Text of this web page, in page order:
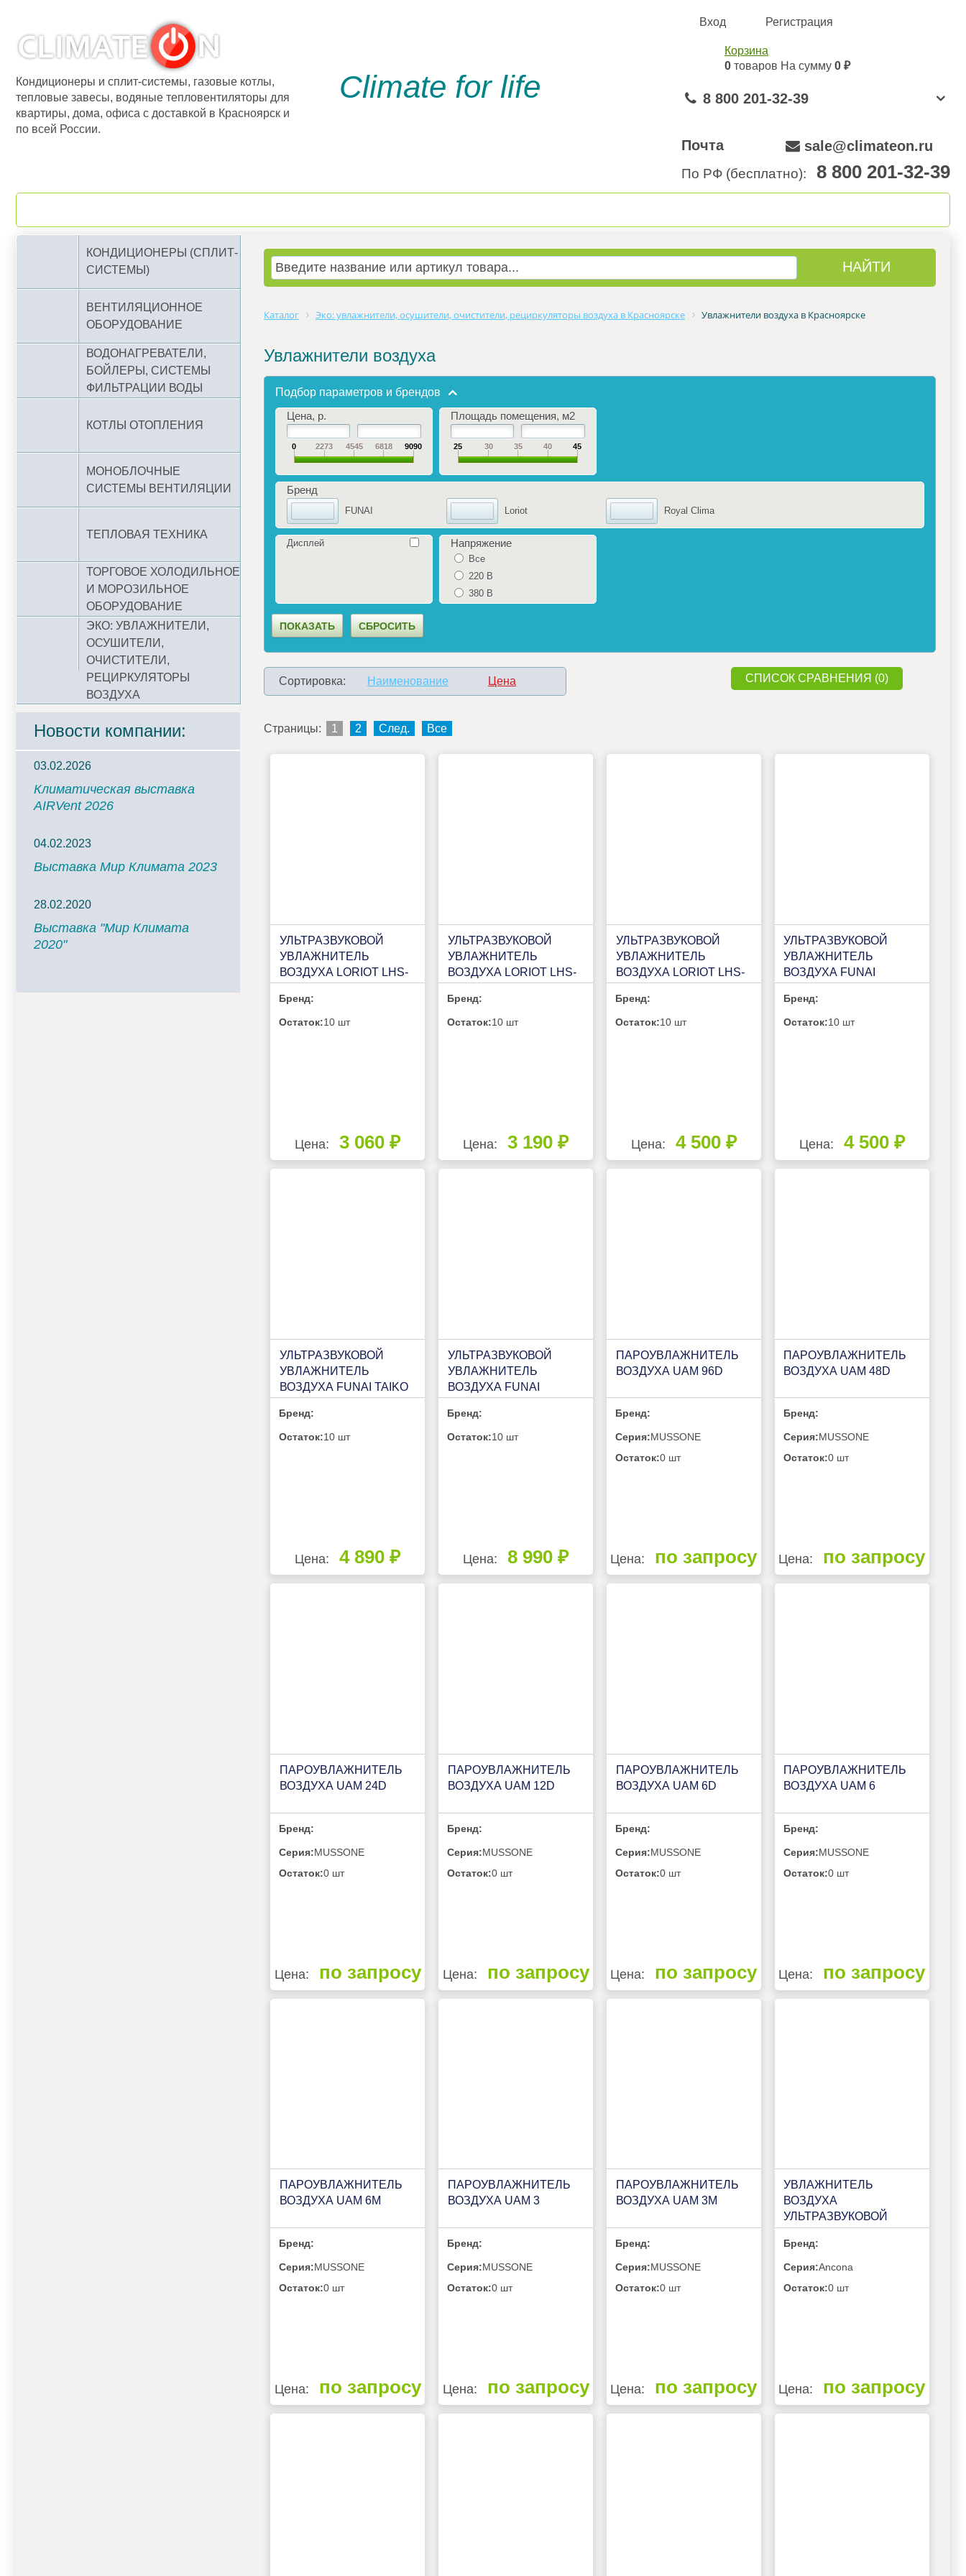
Кондиционеры и сплит-системы, газовые котлы,
тепловые завесы, водяные тепловентиляторы для
квартиры, дома, офиса с доставкой в Красноярск и
по всей России.
Climate for life
Вход Регистрация
Корзина
0 товаров На сумму 0 ₽
8 800 201-32-39
Почта sale@climateon.ru
По РФ (бесплатно): 8 800 201-32-39
КОНДИЦИОНЕРЫ (СПЛИТ-
СИСТЕМЫ)
ВЕНТИЛЯЦИОННОЕ
ОБОРУДОВАНИЕ
ВОДОНАГРЕВАТЕЛИ,
БОЙЛЕРЫ, СИСТЕМЫ
ФИЛЬТРАЦИИ ВОДЫ
КОТЛЫ ОТОПЛЕНИЯ
МОНОБЛОЧНЫЕ
СИСТЕМЫ ВЕНТИЛЯЦИИ
ТЕПЛОВАЯ ТЕХНИКА
ТОРГОВОЕ ХОЛОДИЛЬНОЕ
И МОРОЗИЛЬНОЕ
ОБОРУДОВАНИЕ
ЭКО: УВЛАЖНИТЕЛИ,
ОСУШИТЕЛИ,
ОЧИСТИТЕЛИ,
РЕЦИРКУЛЯТОРЫ
ВОЗДУХА
Новости компании:
03.02.2026
Климатическая выставка
AIRVent 2026
04.02.2023
Выставка Мир Климата 2023
28.02.2020
Выставка "Мир Климата
2020"
Каталог Эко: увлажнители, осушители, очистители, рециркуляторы воздуха в Красноярске Увлажнители воздуха в Красноярске
Увлажнители воздуха
Подбор параметров и брендов
Цена, р.
0 2273 4545 6818 9090
Площадь помещения, м2
25 30 35 40 45
Бренд
FUNAI Loriot Royal Clima
Дисплей Напряжение
Все
220 В
380 В
Сортировка: Наименование Цена СПИСОК СРАВНЕНИЯ (0)
Страницы: 1 2 След. Все
УЛЬТРАЗВУКОВОЙ
УВЛАЖНИТЕЛЬ
ВОЗДУХА LORIOT LHS-
Бренд:
Остаток:10 шт
Цена: 3 060 ₽
УЛЬТРАЗВУКОВОЙ
УВЛАЖНИТЕЛЬ
ВОЗДУХА LORIOT LHS-
Бренд:
Остаток:10 шт
Цена: 3 190 ₽
УЛЬТРАЗВУКОВОЙ
УВЛАЖНИТЕЛЬ
ВОЗДУХА LORIOT LHS-
Бренд:
Остаток:10 шт
Цена: 4 500 ₽
УЛЬТРАЗВУКОВОЙ
УВЛАЖНИТЕЛЬ
ВОЗДУХА FUNAI
TTM7201WC
Бренд:
Остаток:10 шт
Цена: 4 500 ₽
УЛЬТРАЗВУКОВОЙ
УВЛАЖНИТЕЛЬ
ВОЗДУХА FUNAI TAIKO
Бренд:
Остаток:10 шт
Цена: 4 890 ₽
УЛЬТРАЗВУКОВОЙ
УВЛАЖНИТЕЛЬ
ВОЗДУХА FUNAI
MNE450/4.0(WT)
Бренд:
Остаток:10 шт
Цена: 8 990 ₽
ПАРОУВЛАЖНИТЕЛЬ
ВОЗДУХА UAM 96D
Бренд:
Серия:MUSSONE
Остаток:0 шт
Цена: по запросу
ПАРОУВЛАЖНИТЕЛЬ
ВОЗДУХА UAM 48D
Бренд:
Серия:MUSSONE
Остаток:0 шт
Цена: по запросу
ПАРОУВЛАЖНИТЕЛЬ
ВОЗДУХА UAM 24D
Бренд:
Серия:MUSSONE
Остаток:0 шт
Цена: по запросу
ПАРОУВЛАЖНИТЕЛЬ
ВОЗДУХА UAM 12D
Бренд:
Серия:MUSSONE
Остаток:0 шт
Цена: по запросу
ПАРОУВЛАЖНИТЕЛЬ
ВОЗДУХА UAM 6D
Бренд:
Серия:MUSSONE
Остаток:0 шт
Цена: по запросу
ПАРОУВЛАЖНИТЕЛЬ
ВОЗДУХА UAM 6
Бренд:
Серия:MUSSONE
Остаток:0 шт
Цена: по запросу
ПАРОУВЛАЖНИТЕЛЬ
ВОЗДУХА UAM 6M
Бренд:
Серия:MUSSONE
Остаток:0 шт
Цена: по запросу
ПАРОУВЛАЖНИТЕЛЬ
ВОЗДУХА UAM 3
Бренд:
Серия:MUSSONE
Остаток:0 шт
Цена: по запросу
ПАРОУВЛАЖНИТЕЛЬ
ВОЗДУХА UAM 3M
Бренд:
Серия:MUSSONE
Остаток:0 шт
Цена: по запросу
УВЛАЖНИТЕЛЬ
ВОЗДУХА
УЛЬТРАЗВУКОВОЙ
RUH-A350/5.5E-BL
Бренд:
Серия:Ancona
Остаток:0 шт
Цена: по запросу